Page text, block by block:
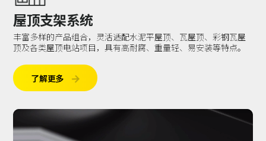
屋顶支架系统
丰富多样的产品组合，灵活适配水泥平屋顶、瓦屋顶、彩钢瓦屋
顶及各类屋顶电站项目，具有高耐腐、重量轻、易安装等特点。
了解更多 